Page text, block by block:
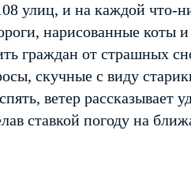
улиц, и на каждой что-
нарисованные коты
граждан от страшных
скучные с виду
ветер
ставкой погоду на